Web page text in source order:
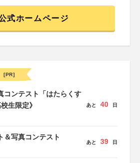
式ホームページ
[PR]
コンテスト「はたらくす
生限定》
あと 40 日
＆写真コンテスト
あと 39 日